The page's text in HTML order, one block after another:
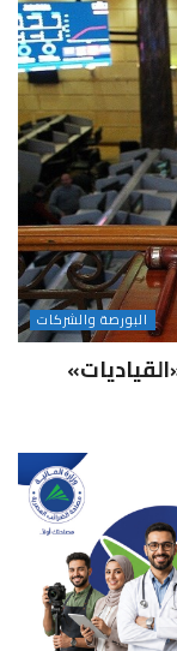
البورصة والشركات